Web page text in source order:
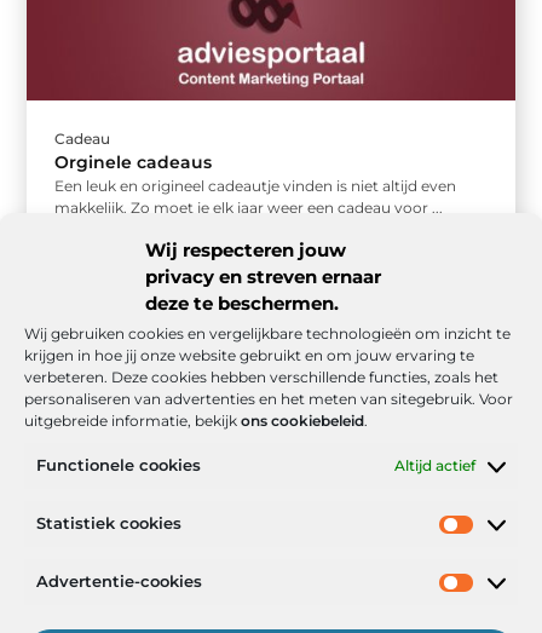
Wij respecteren jouw
privacy en streven ernaar
deze te beschermen.
Wij gebruiken cookies en vergelijkbare technologieën om inzicht te
krijgen in hoe jij onze website gebruikt en om jouw ervaring te
verbeteren. Deze cookies hebben verschillende functies, zoals het
personaliseren van advertenties en het meten van sitegebruik. Voor
uitgebreide informatie, bekijk ons cookiebeleid.
Functionele cookies Altijd actief
Statistiek cookies
Advertentie-cookies
Cadeau
Orginele cadeaus
Een leuk en origineel cadeautje vinden is niet altijd even
makkelijk. Zo moet je elk jaar weer een cadeau voor ...
Onze informatie